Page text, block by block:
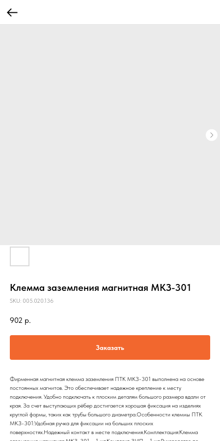
Клемма заземления магнитная МКЗ-301
SKU: 005.020.136
902 р.
Заказать
Фирменная магнитная клемма заземления ПТК МКЗ-301 выполнена на основе
постоянных магнитов. Это обеспечивает надежное крепление к месту
подключения. Удобно подключать к плоским деталям большого размера вдали от
края. За счет выступающих рёбер достигается хорошая фиксация на изделиях
круглой формы, таких как трубы большого диаметра.Особенности клеммы ПТК
МКЗ-301:Удобная ручка для фиксации на больших плоских
поверхностях.Надежный контакт в месте подключения.Комплектация:Клемма